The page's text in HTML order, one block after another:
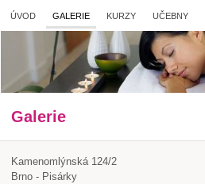
ÚVOD GALERIE KURZY UČEBNY
Galerie
Kamenomlýnská 124/2
Brno - Pisárky